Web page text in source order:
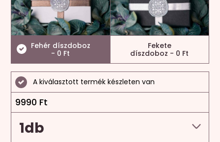
Fehér díszdoboz
- 0 Ft
Fekete
díszdoboz - 0 Ft
A kiválasztott termék készleten van
9990 Ft